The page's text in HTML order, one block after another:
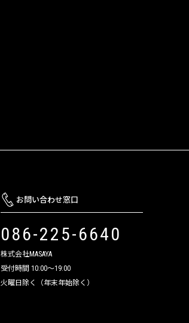
お問い合わせ窓口
086-225-6640
株式会社MASAYA
受付時間 10:00～19:00
火曜日除く（年末年始除く）